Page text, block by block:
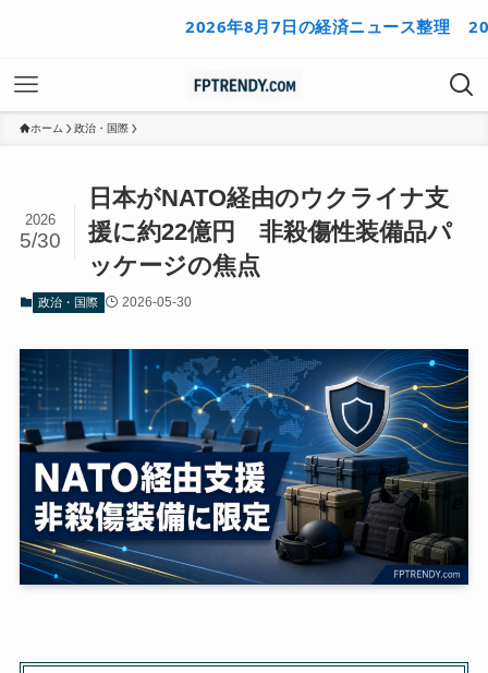
2026年8月7日の経済ニュース整理 2026年8
ホーム 政治・国際
日本がNATO経由のウクライナ支
援に約22億円 非殺傷性装備品パ
ッケージの焦点
2026
5/30
政治・国際 2026-05-30